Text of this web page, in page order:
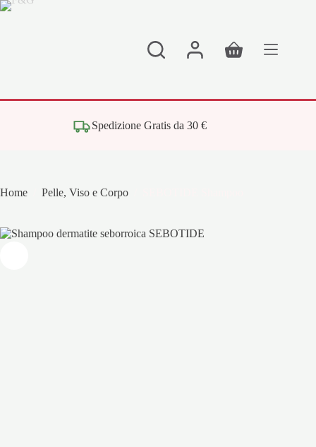
Salta
Carrello
Spedizione Gratis da 30 €
Home Pelle, Viso e Corpo